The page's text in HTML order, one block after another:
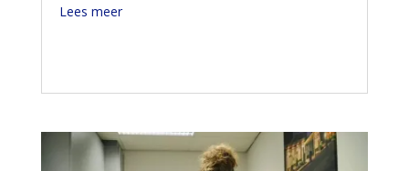
Lees meer